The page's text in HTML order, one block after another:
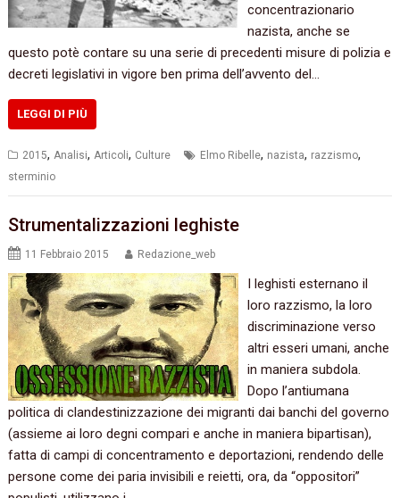
concentrazionario
nazista, anche se
questo potè contare su una serie di precedenti misure di polizia e
decreti legislativi in vigore ben prima dell’avvento del…
LEGGI DI PIÙ
2015, Analisi, Articoli, Culture Elmo Ribelle, nazista, razzismo,
sterminio
Strumentalizzazioni leghiste
11 Febbraio 2015 Redazione_web
I leghisti esternano il
loro razzismo, la loro
discriminazione verso
altri esseri umani, anche
in maniera subdola.
Dopo l’antiumana
politica di clandestinizzazione dei migranti dai banchi del governo
(assieme ai loro degni compari e anche in maniera bipartisan),
fatta di campi di concentramento e deportazioni, rendendo delle
persone come dei paria invisibili e reietti, ora, da “oppositori”